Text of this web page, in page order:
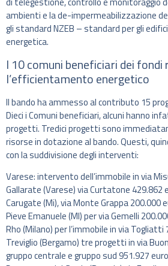
ambienti e la de-impermeabilizzazione
gli standard NZEB – standard per gli
energetica.
I 10 comuni beneficiari dei fondi
l’efficientamento energetico
Il bando ha ammesso al contributo 15
Dieci i Comuni beneficiari, alcuni hanno
progetti. Tredici progetti sono
risorse in dotazione al bando. Questi,
con la suddivisione degli interventi:
Varese: intervento dell’immobile in via
Gallarate (Varese) via Curtatone 429.862
Carugate (Mi), via Monte Grappa 200.000
Pieve Emanuele (MI) per via Gemelli
Rho (Milano) per l’immobile in via Togliatti
Treviglio (Bergamo) tre progetti in via
gruppo centrale e gruppo sud 951.927